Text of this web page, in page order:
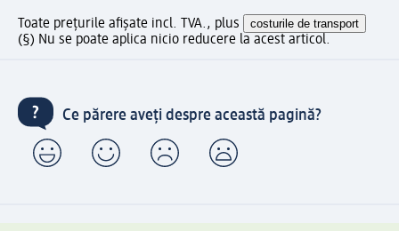
Toate prețurile afișate incl. TVA., plus costurile de transport
(§) Nu se poate aplica nicio reducere la acest articol.
Ce părere aveți despre această pagină?